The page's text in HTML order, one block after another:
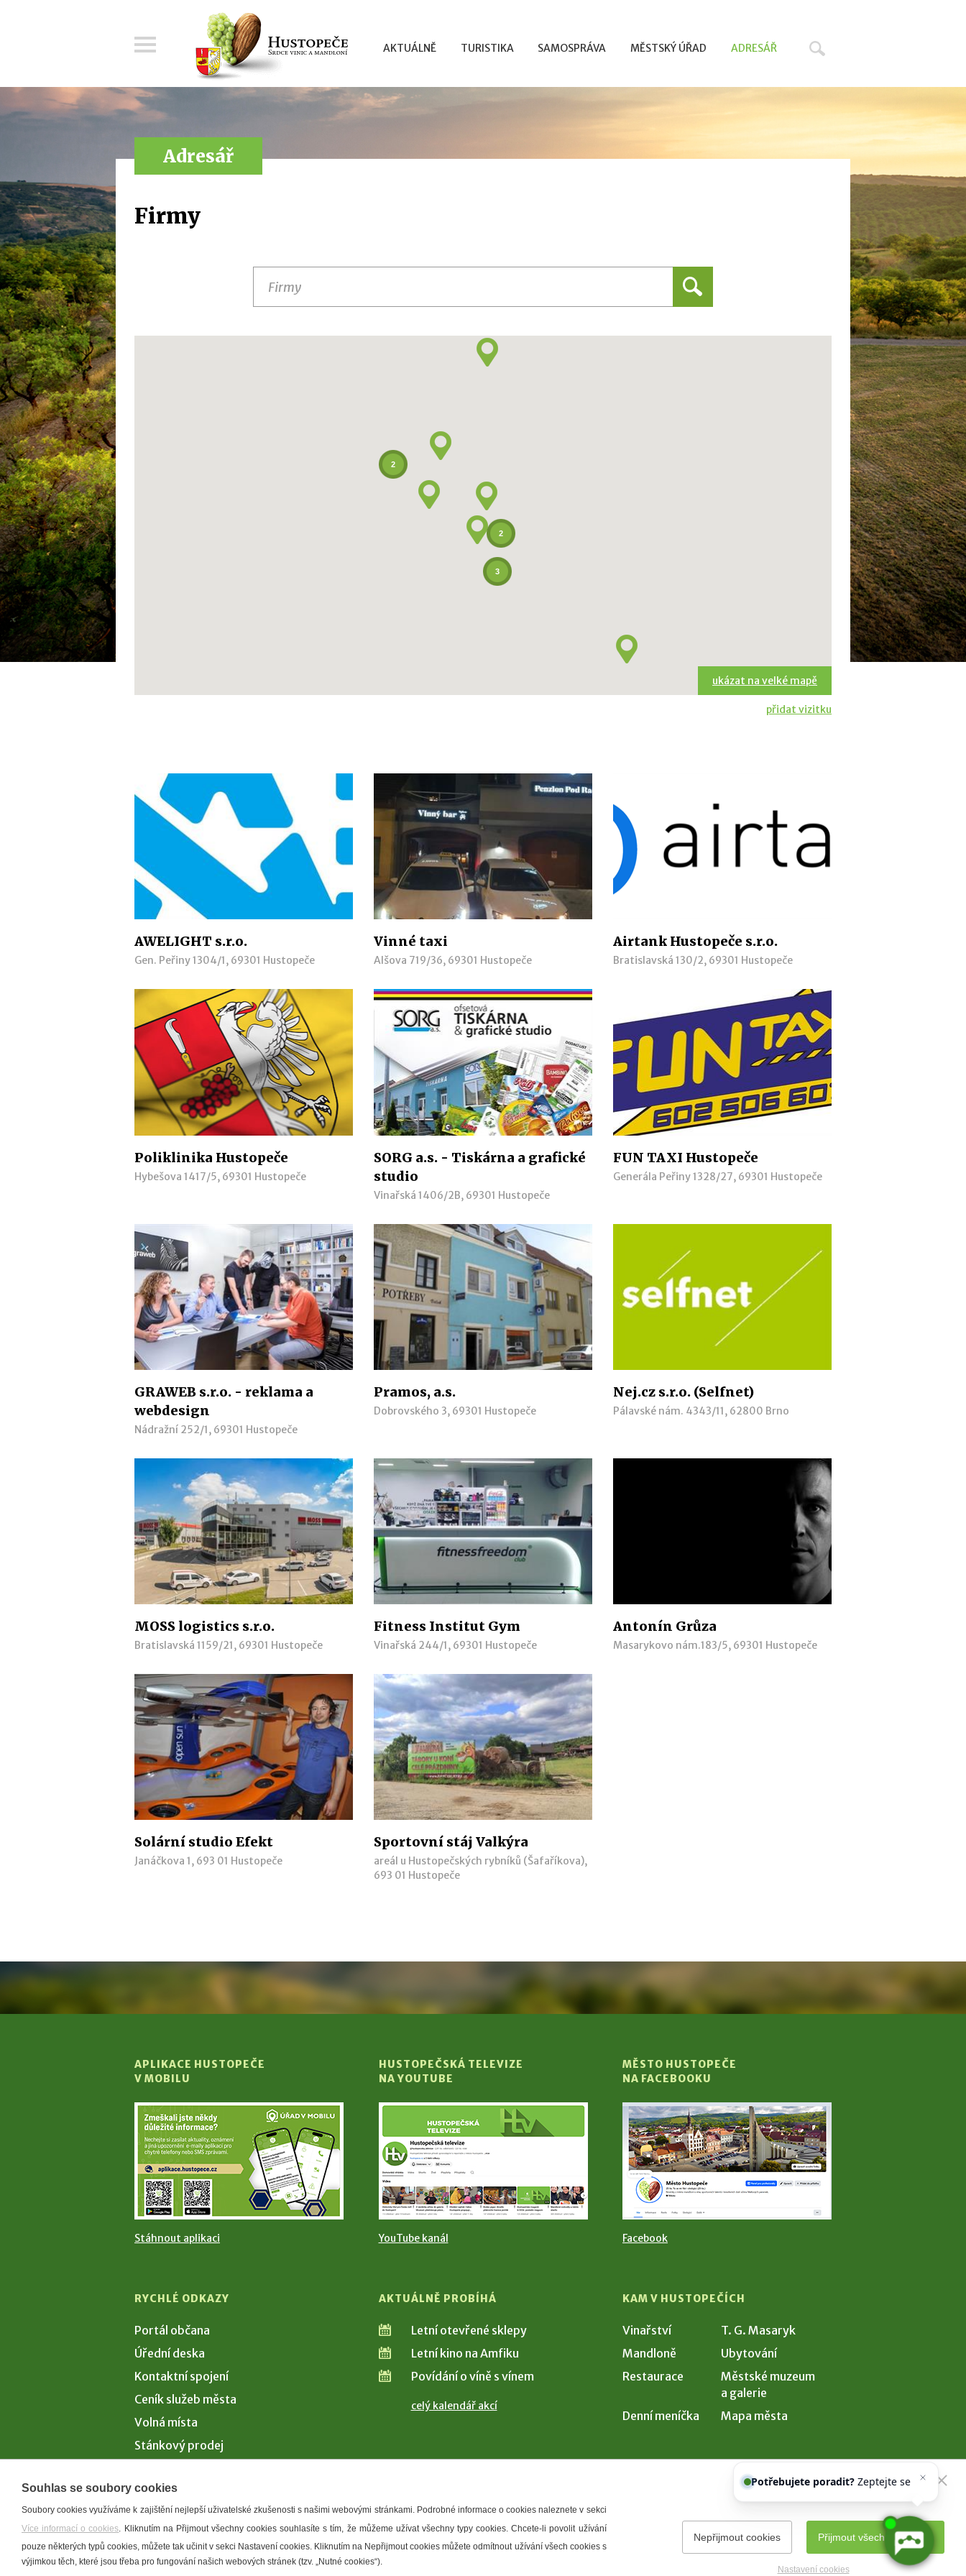
AKTUÁLNĚ TURISTIKA SAMOSPRÁVA MĚSTSKÝ ÚŘAD ADRESÁŘ
Adresář
Firmy
2
3
2
ukázat na velké mapě
přidat vizitku
AWELIGHT s.r.o.
Gen. Peřiny 1304/1, 69301 Hustopeče
Vinné taxi
Alšova 719/36, 69301 Hustopeče
Airtank Hustopeče s.r.o.
Bratislavská 130/2, 69301 Hustopeče
Poliklinika Hustopeče
Hybešova 1417/5, 69301 Hustopeče
SORG a.s. - Tiskárna a grafické
studio
Vinařská 1406/2B, 69301 Hustopeče
FUN TAXI Hustopeče
Generála Peřiny 1328/27, 69301 Hustopeče
GRAWEB s.r.o. - reklama a
webdesign
Nádražní 252/1, 69301 Hustopeče
Pramos, a.s.
Dobrovského 3, 69301 Hustopeče
Nej.cz s.r.o. (Selfnet)
Pálavské nám. 4343/11, 62800 Brno
MOSS logistics s.r.o.
Bratislavská 1159/21, 69301 Hustopeče
Fitness Institut Gym
Vinařská 244/1, 69301 Hustopeče
Antonín Grůza
Masarykovo nám.183/5, 69301 Hustopeče
Solární studio Efekt
Janáčkova 1, 693 01 Hustopeče
Sportovní stáj Valkýra
areál u Hustopečských rybníků (Šafaříkova),
693 01 Hustopeče
APLIKACE HUSTOPEČE
V MOBILU
Stáhnout aplikaci
HUSTOPEČSKÁ TELEVIZE
NA YOUTUBE
YouTube kanál
MĚSTO HUSTOPEČE
NA FACEBOOKU
Facebook
RYCHLÉ ODKAZY
Portál občana
Úřední deska
Kontaktní spojení
Ceník služeb města
Volná místa
Stánkový prodej
AKTUÁLNĚ PROBÍHÁ
Letní otevřené sklepy
Letní kino na Amfiku
Povídání o víně s vínem
celý kalendář akcí
KAM V HUSTOPEČÍCH
Vinařství
T. G. Masaryk
Mandloně
Ubytování
Restaurace
Městské muzeum
a galerie
Denní meníčka
Mapa města
Souhlas se soubory cookies
Soubory cookies využíváme k zajištění nejlepší uživatelské zkušenosti s našimi webovými stránkami. Podrobné informace o cookies naleznete v sekci
Více informací o cookies. Kliknutím na Přijmout všechny cookies souhlasíte s tím, že můžeme užívat všechny typy cookies. Chcete-li povolit užívání
pouze některých typů cookies, můžete tak učinit v sekci Nastavení cookies. Kliknutím na Nepřijmout cookies můžete odmítnout užívání všech cookies s
výjimkou těch, které jsou třeba pro fungování našich webových stránek (tzv. „Nutné cookies“).
Přijmout všechny cookies
Nepřijmout cookies
Nastavení cookies
našeho asistentaChettyho.